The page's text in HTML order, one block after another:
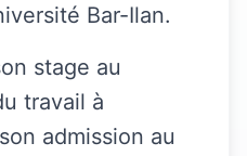
Bar-Ilan.
stage au
travail à
admission au